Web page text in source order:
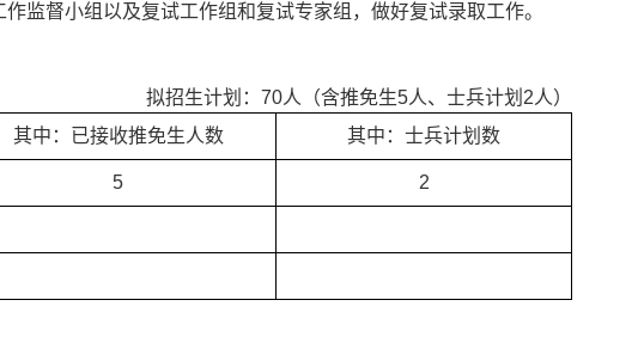
作监督小组 以及复试工作组和复试专家组，做好复试录取工作。
拟招生计划： 70人（含推免生5人、士兵计划 2人）
其中：已接收推免生人数 其中：士兵计划数
5 2